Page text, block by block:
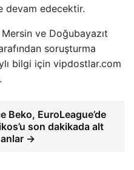
devam edecektir.
ve Doğubayazıt
soruşturma
bilgi için vipdostlar.com
Beko, EuroLeague’de
son dakikada alt
→